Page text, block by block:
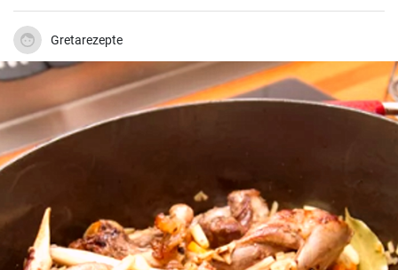
per un festo asiatico.
Gretarezepte